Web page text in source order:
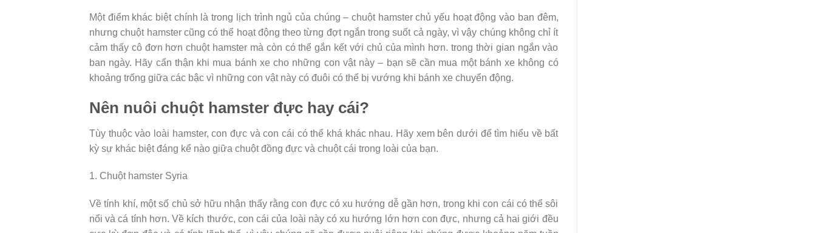
Một điểm khác biệt chính là trong lịch trình ngủ của chúng – chuột hamster chủ yếu hoạt động vào ban đêm,
nhưng chuột hamster cũng có thể hoạt động theo từng đợt ngắn trong suốt cả ngày, vì vậy chúng không chỉ ít
cảm thấy cô đơn hơn chuột hamster mà còn có thể gắn kết với chủ của mình hơn. trong thời gian ngắn vào
ban ngày. Hãy cẩn thận khi mua bánh xe cho những con vật này – bạn sẽ cần mua một bánh xe không có
khoảng trống giữa các bậc vì những con vật này có đuôi có thể bị vướng khi bánh xe chuyển động.
Nên nuôi chuột hamster đực hay cái?
Tùy thuộc vào loài hamster, con đực và con cái có thể khá khác nhau. Hãy xem bên dưới để tìm hiểu về bất
kỳ sự khác biệt đáng kể nào giữa chuột đồng đực và chuột cái trong loài của bạn.
1. Chuột hamster Syria
Về tính khí, một số chủ sở hữu nhận thấy rằng con đực có xu hướng dễ gần hơn, trong khi con cái có thể sôi
nổi và cá tính hơn. Về kích thước, con cái của loài này có xu hướng lớn hơn con đực, nhưng cả hai giới đều